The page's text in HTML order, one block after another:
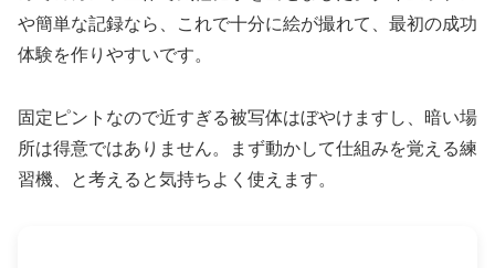
や簡単な記録なら、これで十分に絵が撮れて、最初の成功
体験を作りやすいです。
固定ピントなので近すぎる被写体はぼやけますし、暗い場
所は得意ではありません。まず動かして仕組みを覚える練
習機、と考えると気持ちよく使えます。